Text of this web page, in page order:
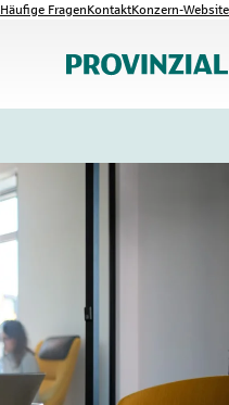
Häufige FragenKontaktKonzern-Website